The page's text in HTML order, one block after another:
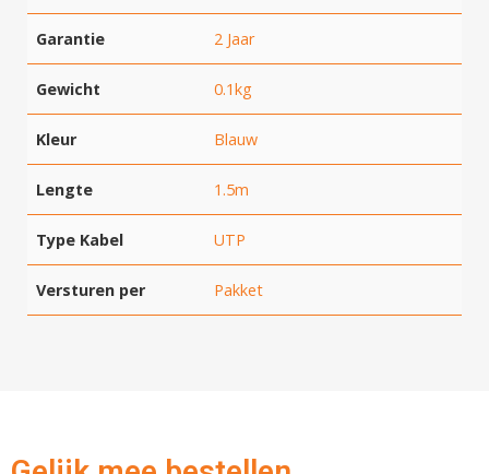
Garantie 2 Jaar
Gewicht 0.1kg
Kleur Blauw
Lengte 1.5m
Type Kabel UTP
Versturen per Pakket